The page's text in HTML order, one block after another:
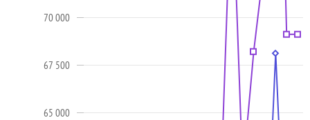
65 000
67 500
70 000